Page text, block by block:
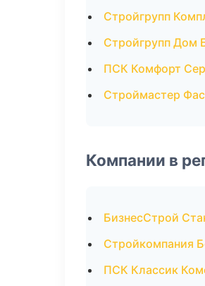
Стройгрупп
Стройгрупп Дом
ПСК Комфорт
Строймастер
Компании в
БизнесСтрой
Стройкомпания
ПСК Классик